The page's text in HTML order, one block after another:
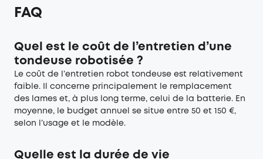
FAQ
Quel est le coût de l’entretien d’une
tondeuse robotisée ?
Le coût de l’entretien robot tondeuse est relativement
faible. Il concerne principalement le remplacement
des lames et, à plus long terme, celui de la batterie. En
moyenne, le budget annuel se situe entre 50 et 150 €,
selon l’usage et le modèle.
Quelle est la durée de vie